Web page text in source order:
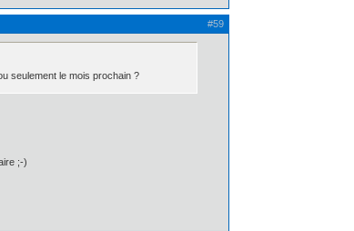
#59
seulement le mois prochain ?
;-)